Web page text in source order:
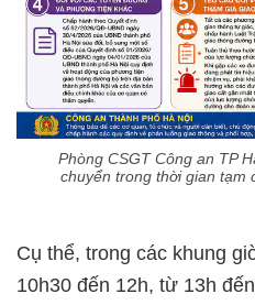
Phòng CSGT Công an TP
chuyển trong thời gian tạm
Cụ thể, trong các khung
10h30 đến 12h, từ 13h